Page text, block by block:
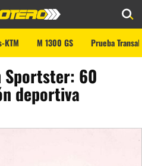
KTM M 1300 GS Prueba
Sportster: 60
deportiva